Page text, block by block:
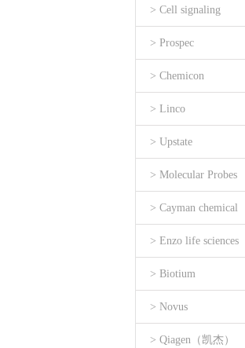
> Cell signaling
> Prospec
> Chemicon
> Linco
> Upstate
> Molecular Probes
> Cayman chemical
> Enzo life sciences
> Biotium
> Novus
> Qiagen（凯杰）